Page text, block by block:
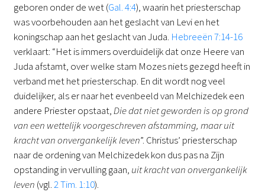
geboren onder de wet (Gal. 4:4), waarin het priesterschap
was voorbehouden aan het geslacht van Levi en het
koningschap aan het geslacht van Juda. Hebreeën 7:14-16
verklaart: “Het is immers overduidelijk dat onze Heere van
Juda afstamt, over welke stam Mozes niets gezegd heeft in
verband met het priesterschap. En dit wordt nog veel
duidelijker, als er naar het evenbeeld van Melchizedek een
andere Priester opstaat,Die dat niet geworden is op grond
van een wettelijk voorgeschreven afstamming, maar uit
kracht van onvergankelijk leven”. Christus’ priesterschap
naar de ordening van Melchizedek kon dus pas na Zijn
opstanding in vervulling gaan, uit kracht van onvergankelijk
leven (vgl.2 Tim. 1:10).